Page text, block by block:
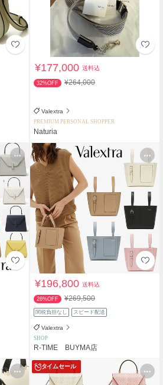
¥177,000送料込
32%OFF ¥264,000
Valextra
PREMIUM PERSONAL SHOPPER
Naturia
¥196,800送料込
26%OFF ¥269,500
関税負担なし スピード配送
Valextra
SHOP
R-TIME BUYMA店
タイムセール